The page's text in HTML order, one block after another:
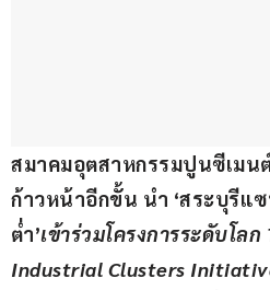
สมาคมอุตสาหกรรมปูนซีเมน
ก้าวหน้าอีกขั้น นำ ‘สระบุรีแ
ต่ำ’เข้าร่วมโครงการระดับโลก
Industrial Clusters